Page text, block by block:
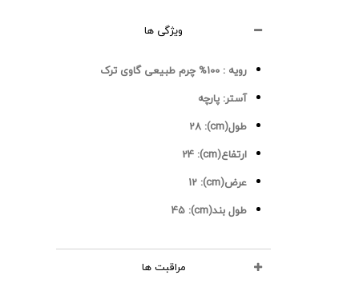
ویژگی ها
رویه : 100% چرم طبیعی گاوی ترک
آستر: پارچه
طول(cm):
28
ارتفاع(cm):
24
عرض(cm):
12
طول بند(cm):
45
مراقبت ها